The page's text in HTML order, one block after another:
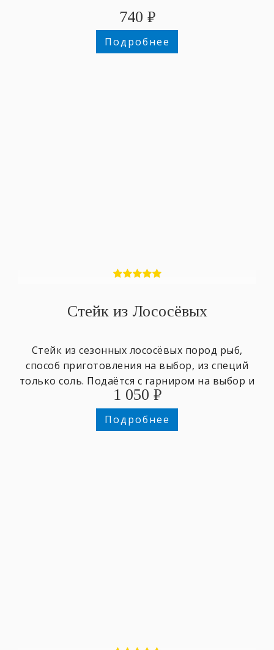
740 ₽
Подробнее
Стейк из Лососёвых
Стейк из сезонных лососёвых пород рыб,
способ приготовления на выбор, из специй
только соль. Подаётся с гарниром на выбор и
зеленью.
1 050 ₽
Подробнее